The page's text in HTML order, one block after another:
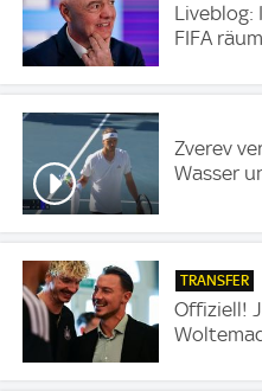
FIFA
Zverev
Wasser
TRANSFER
Offiziell!